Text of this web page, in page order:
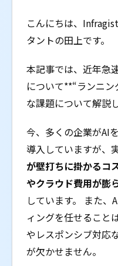
こんにちは、
タントの田上です。
本記事では、近年急
について**“ランニ
な課題について解説し
今、多くの企業がAI
導入していますが、
が壁打ちに掛かるコ
やクラウド費用が膨
しています。 また
ィングを任せること
やレスポンシブ対応
が欠かせません。